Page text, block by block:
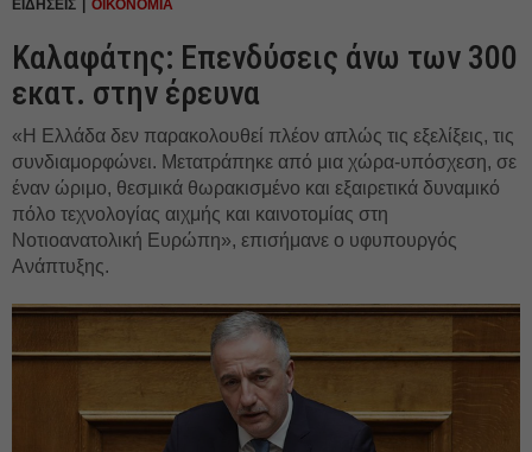
ΕΙΔΗΣΕΙΣ ΟΙΚΟΝΟΜΙΑ
Καλαφάτης: Επενδύσεις άνω των 300
εκατ. στην έρευνα
«Η Ελλάδα δεν παρακολουθεί πλέον απλώς τις εξελίξεις, τις
συνδιαμορφώνει. Μετατράπηκε από μια χώρα-υπόσχεση, σε
έναν ώριμο, θεσμικά θωρακισμένο και εξαιρετικά δυναμικό
πόλο τεχνολογίας αιχμής και καινοτομίας στη
Νοτιοανατολική Ευρώπη», επισήμανε ο υφυπουργός
Ανάπτυξης.